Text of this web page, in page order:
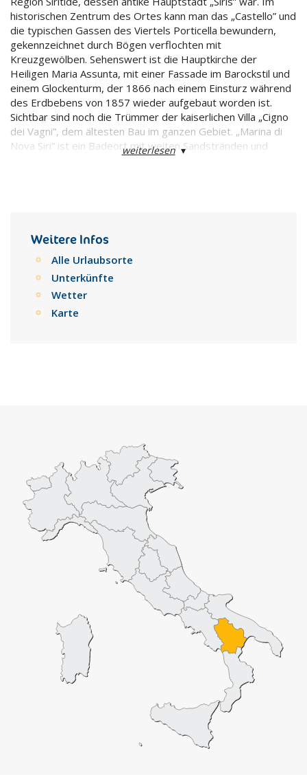
historischen Zentrum des Ortes kann man das „Castello” und
die typischen Gassen des Viertels Porticella bewundern,
gekennzeichnet durch Bögen verflochten mit
Kreuzgewölben. Sehenswert ist die Hauptkirche der
Heiligen Maria Assunta, mit einer Fassade im Barockstil und
einem Glockenturm, der 1866 nach einem Einsturz während
des Erdbebens von 1857 wieder aufgebaut worden ist.
Sichtbar sind noch die Trümmer der kaiserlichen Villa „Cigno
dei Vagni”, dem ältesten Bau im ganzen Gebiet. „Marina di
Nova Siri” ist ein Badeort mit weiten Sandstränden und
weiterlesen▾
Weitere Infos
Alle Urlaubsorte
Unterkünfte
Wetter
Karte